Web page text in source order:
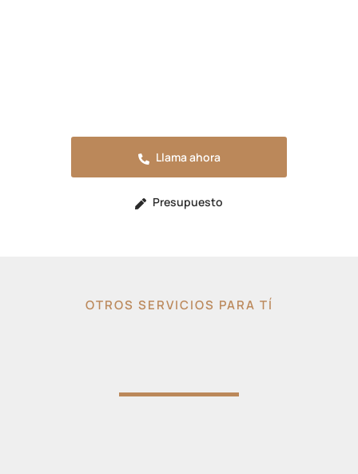
Llama ahora
Presupuesto
OTROS SERVICIOS PARA TÍ